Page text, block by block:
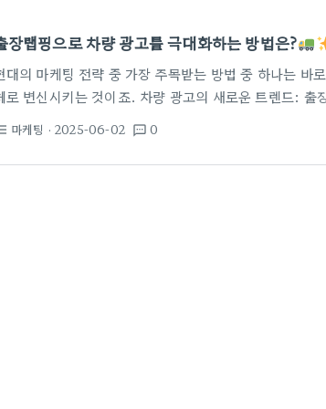
장랩핑으로 차량 광고를 극대화하는 방법은?
대의 마케팅 전략 중 가장 주목받는 방법 중 하나는 바
로 변신시키는 것이죠. 차량 광고의 새로운 트렌드: 출
실제로 도로를 지나는 차량 광고는 주목도가 높고, 사람
, 왜 출장랩핑이 이렇게 인기를 끌고 있을까요? 여러
마케팅 · 2025-06-02 textsms 0